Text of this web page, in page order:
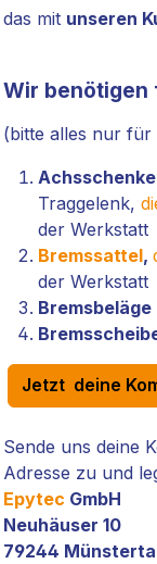
das mit unseren
Wir benötigen
(bitte alles nur für
Traggelenk,
der Werkstatt
Bremssattel,
der Werkstatt
Bremsbeläge
Jetzt deine
Sende uns deine
Adresse zu und
Epytec GmbH
Neuhäuser 10
79244